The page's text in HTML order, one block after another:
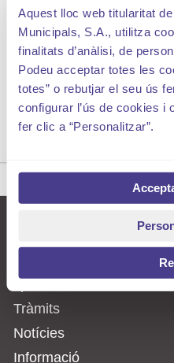
Aquest lloc web titularitat
Municipals, S.A., utilitza
finalitats d’anàlisi, de
Podeu acceptar totes les
totes” o rebutjar el seu ús
configurar l’ús de cookies i
fer clic a “Personalitzar”.
Tràmits
Treballa a l'Ajuntament
Notícies
Mapa
Com s'hi va
INICI
spro
Tràmits
Notícies
Informació